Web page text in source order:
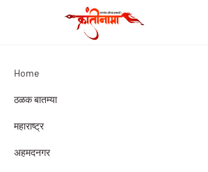
Home
ठळक बातम्या
महाराष्ट्र
अहमदनगर